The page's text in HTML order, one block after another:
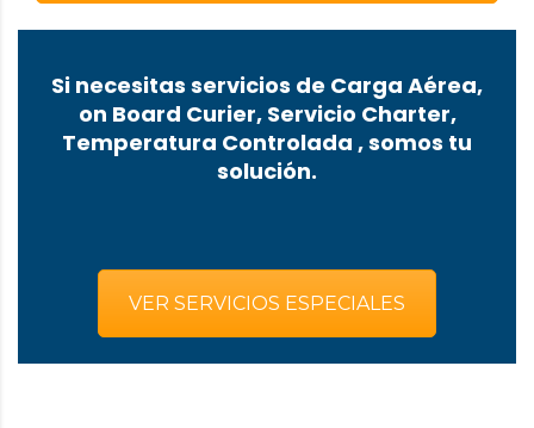
Si necesitas servicios de Carga Aérea,
on Board Curier, Servicio Charter,
Temperatura Controlada , somos tu
solución.
VER SERVICIOS ESPECIALES